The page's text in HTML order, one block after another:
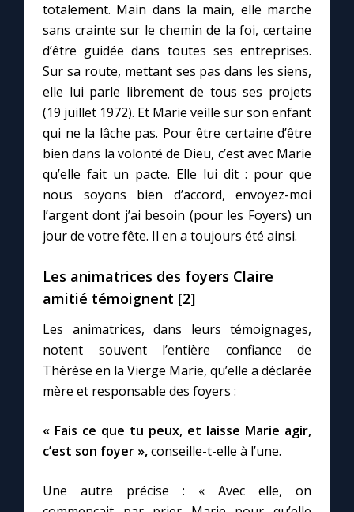
Une neuvaine
À la une
1000 Raisons de Croire
Chapelet pour le monde
Contact
Marie de Nazareth
totalement. Main dans la main, elle marche
sans crainte sur le chemin de la foi, certaine
d’être guidée dans toutes ses entreprises.
Sur sa route, mettant ses pas dans les siens,
elle lui parle librement de tous ses projets
(19 juillet 1972). Et Marie veille sur son enfant
qui ne la lâche pas. Pour être certaine d’être
bien dans la volonté de Dieu, c’est avec Marie
qu’elle fait un pacte. Elle lui dit : pour que
nous soyons bien d’accord, envoyez-moi
l’argent dont j’ai besoin (pour les Foyers) un
jour de votre fête. Il en a toujours été ainsi.
Les animatrices des foyers Claire
amitié témoignent [2]
Les animatrices, dans leurs témoignages,
notent souvent l’entière confiance de
Thérèse en la Vierge Marie, qu’elle a déclarée
mère et responsable des foyers :
« Fais ce que tu peux, et laisse Marie agir,
c’est son foyer »,conseille-t-elle à l’une.
Une autre précise : « Avec elle, on